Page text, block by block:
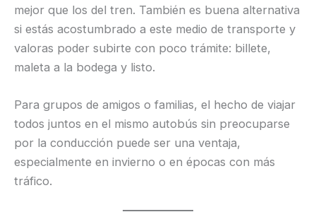
mejor que los del tren. También es buena alternativa
si estás acostumbrado a este medio de transporte y
valoras poder subirte con poco trámite: billete,
maleta a la bodega y listo.
Para grupos de amigos o familias, el hecho de viajar
todos juntos en el mismo autobús sin preocuparse
por la conducción puede ser una ventaja,
especialmente en invierno o en épocas con más
tráfico.